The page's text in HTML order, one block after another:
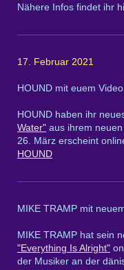
Nähere Infos findet ihr
17. Februar 2021
HOUND mit euem
HOUND haben ihr
Water" aus ihrem
26. März erscheint
HOUND
MIKE TRAMP mit
MIKE TRAMP hat sein
"Everything Is Alright"
der Musiker an der